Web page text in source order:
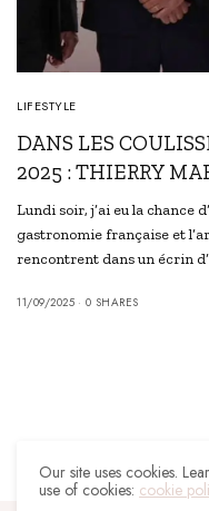
LIFESTYLE
DANS LES
2025 : THIERRY
Lundi soir, j’ai eu la chance
gastronomie française et
rencontrent dans un écrin
11/09/2025 0 SHARES
Our site uses cookies.
use of cookies: cookie